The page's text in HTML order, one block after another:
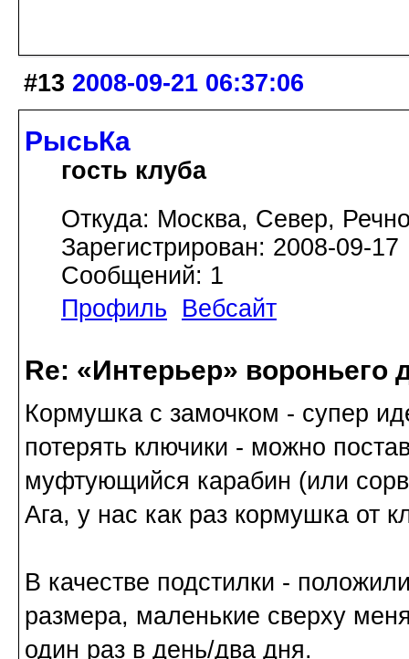
#13 2008-09-21 06:37:06
РысьКа
гость клуба
Откуда: Москва, Север,
Зарегистрирован: 2008-09-17
Сообщений: 1
Профиль
Вебсайт
Re: «Интерьер» вороньего
Кормушка с замочком - супер
потерять ключики - можно
муфтующийся карабин (или
Ага, у нас как раз кормушка от
В качестве подстилки -
размера, маленькие сверху
один раз в день/два дня.